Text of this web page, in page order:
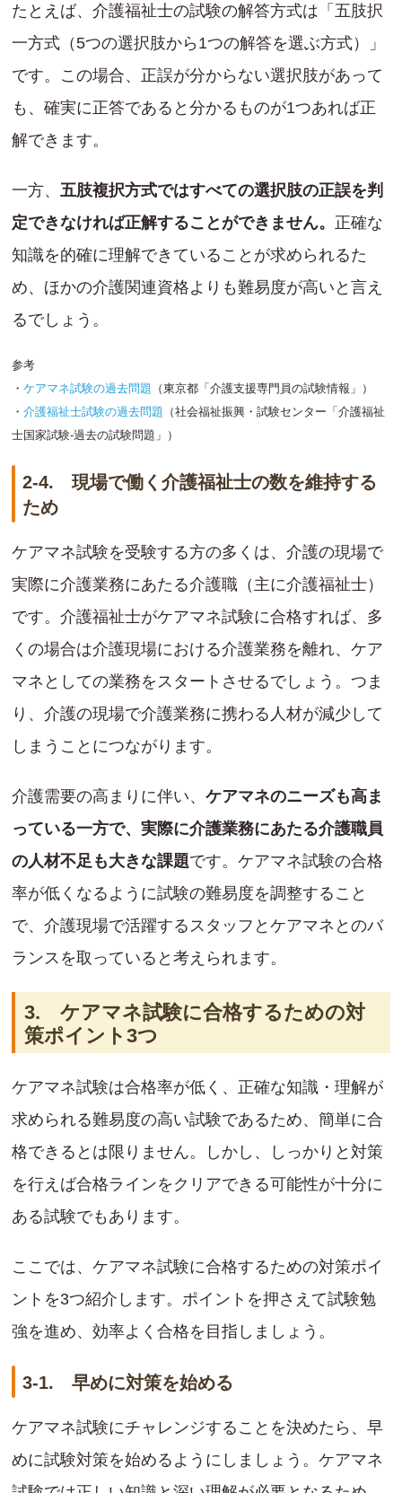
たとえば、介護福祉士の試験の解答方式は「五肢択
一方式（5つの選択肢から1つの解答を選ぶ方式）」
です。この場合、正誤が分からない選択肢があって
も、確実に正答であると分かるものが1つあれば正
解できます。
一方、 五肢複択方式ではすべての選択肢の正誤を判
定できなければ正解することができません。 正確な
知識を的確に理解できていることが求められるた
め、ほかの介護関連資格よりも難易度が高いと言え
るでしょう。
参考
・ ケアマネ試験の過去問題 （東京都「介護支援専門員の試験情報」）
・ 介護福祉士試験の過去問題 （社会福祉振興・試験センター「介護福祉
士国家試験-過去の試験問題」）
2-4. 現場で働く介護福祉士の数を維持する
ため
ケアマネ試験を受験する方の多くは、介護の現場で
実際に介護業務にあたる介護職（主に介護福祉士）
です。介護福祉士がケアマネ試験に合格すれば、多
くの場合は介護現場における介護業務を離れ、ケア
マネとしての業務をスタートさせるでしょう。つま
り、介護の現場で介護業務に携わる人材が減少して
しまうことにつながります。
介護需要の高まりに伴い、 ケアマネのニーズも高ま
っている一方で、実際に介護業務にあたる介護職員
の人材不足も大きな課題です。ケアマネ試験の合格
率が低くなるように試験の難易度を調整すること
で、介護現場で活躍するスタッフとケアマネとのバ
ランスを取っていると考えられます。
3. ケアマネ試験に合格するための対
策ポイント3つ
ケアマネ試験は合格率が低く、正確な知識・理解が
求められる難易度の高い試験であるため、簡単に合
格できるとは限りません。しかし、しっかりと対策
を行えば合格ラインをクリアできる可能性が十分に
ある試験でもあります。
ここでは、ケアマネ試験に合格するための対策ポイ
ントを3つ紹介します。ポイントを押さえて試験勉
強を進め、効率よく合格を目指しましょう。
3-1. 早めに対策を始める
ケアマネ試験にチャレンジすることを決めたら、早
めに試験対策を始めるようにしましょう。ケアマネ